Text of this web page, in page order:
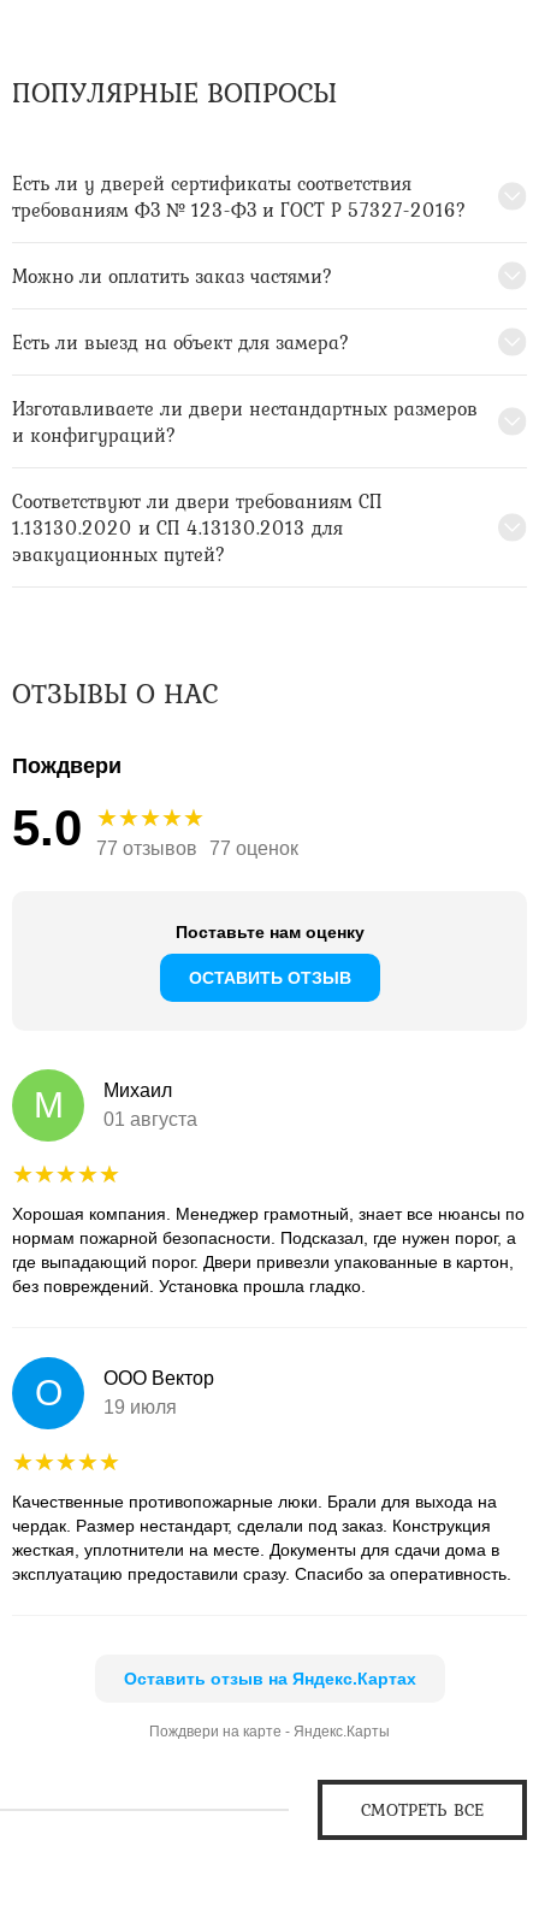
ПОПУЛЯРНЫЕ ВОПРОСЫ
Есть ли у дверей сертификаты соответствия
требованиям ФЗ № 123-ФЗ и ГОСТ Р 57327-2016?
Можно ли оплатить заказ частями?
Есть ли выезд на объект для замера?
Изготавливаете ли двери нестандартных размеров
и конфигураций?
Соответствуют ли двери требованиям СП
1.13130.2020 и СП 4.13130.2013 для
эвакуационных путей?
ОТЗЫВЫ О НАС
Пождвери
5.0 77 отзывов 77 оценок
Поставьте нам оценку
ОСТАВИТЬ ОТЗЫВ
М
Михаил
01 августа
Хорошая компания. Менеджер грамотный, знает все нюансы по
нормам пожарной безопасности. Подсказал, где нужен порог, а
где выпадающий порог. Двери привезли упакованные в картон,
без повреждений. Установка прошла гладко.
О
ООО Вектор
19 июля
Качественные противопожарные люки. Брали для выхода на
чердак. Размер нестандарт, сделали под заказ. Конструкция
жесткая, уплотнители на месте. Документы для сдачи дома в
эксплуатацию предоставили сразу. Спасибо за оперативность.
Оставить отзыв на Яндекс.Картах
Пождвери на карте - Яндекс.Карты
СМОТРЕТЬ ВСЕ